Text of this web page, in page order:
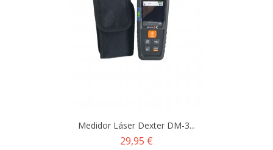
Medidor Láser Dexter DM-3...
Precio
29,95 €